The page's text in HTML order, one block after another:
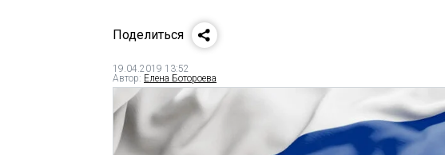
Поделиться
19.04.2019 13:52
Автор: Елена Ботороева